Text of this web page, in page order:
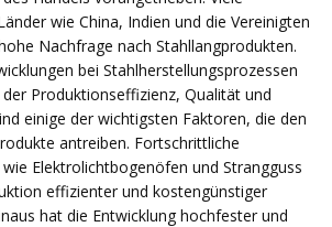
wie China, Indien und die Vereinigten
Nachfrage nach Stahllangprodukten.
bei Stahlherstellungsprozessen
Produktionseffizienz, Qualität und
einige der wichtigsten Faktoren, die den
antreiben. Fortschrittliche
Elektrolichtbogenöfen und Strangguss
effizienter und kostengünstiger
hat die Entwicklung hochfester und